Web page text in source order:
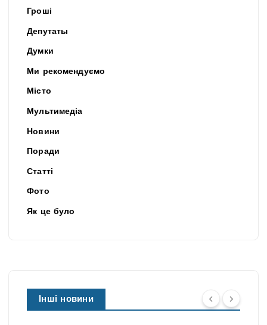
Гроші
Депутаты
Думки
Ми рекомендуємо
Місто
Мультимедіа
Новини
Поради
Статті
Фото
Як це було
Інші новини